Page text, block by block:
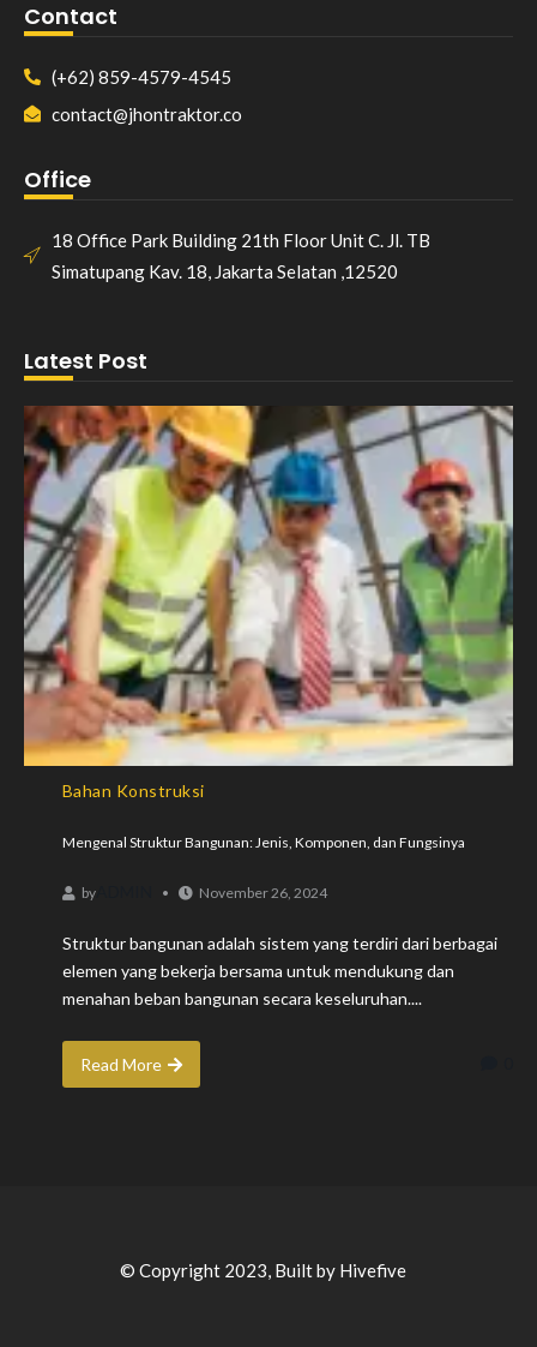
Contact
(+62) 859-4579-4545
contact@jhontraktor.co
Office
18 Office Park Building 21th Floor Unit C. Jl. TB
Simatupang Kav. 18, Jakarta Selatan ,12520
Latest Post
Bahan Konstruksi
Mengenal Struktur Bangunan: Jenis, Komponen, dan Fungsinya
by November 26, 2024
Struktur bangunan adalah sistem yang terdiri dari berbagai
elemen yang bekerja bersama untuk mendukung dan
menahan beban bangunan secara keseluruhan....
Read More
© Copyright 2023, Built by Hivefive